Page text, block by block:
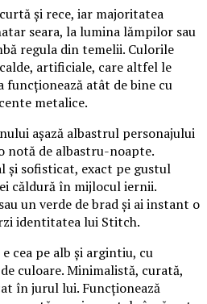
și rece, iar majoritatea
seara, la lumina lămpilor sau
regula din temelii. Culorile
artificiale, care altfel le
funcționează atât de bine cu
metalice.
așază albastrul personajului
notă de albastru-noapte.
și sofisticat, exact pe gustul
căldură în mijlocul iernii.
un verde de brad și ai instant o
identitatea lui Stitch.
cea pe alb și argintiu, cu
culoare. Minimalistă, curată,
în jurul lui. Funcționează